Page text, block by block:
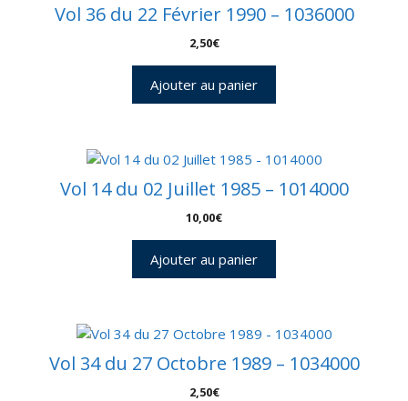
Vol 36 du 22 Février 1990 – 1036000
2,50€
Ajouter au panier
Vol 14 du 02 Juillet 1985 – 1014000
10,00€
Ajouter au panier
Vol 34 du 27 Octobre 1989 – 1034000
2,50€